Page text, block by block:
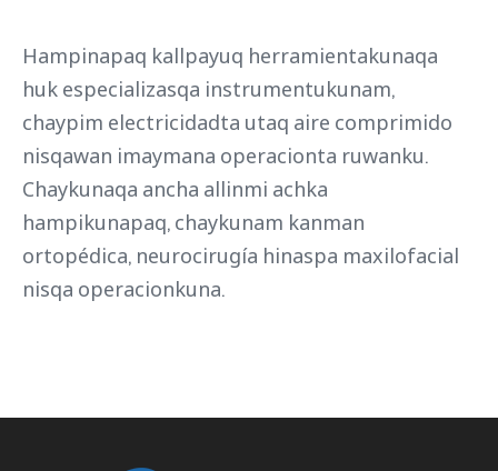
Hampinapaq kallpayuq herramientakunaqa
huk especializasqa instrumentukunam,
chaypim electricidadta utaq aire comprimido
nisqawan imaymana operacionta ruwanku.
Chaykunaqa ancha allinmi achka
hampikunapaq, chaykunam kanman
ortopédica, neurocirugía hinaspa maxilofacial
nisqa operacionkuna.